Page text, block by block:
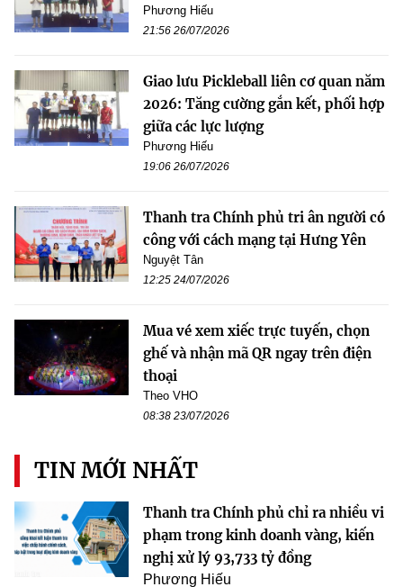
Phương Hiếu
21:56 26/07/2026
Giao lưu Pickleball liên cơ quan năm
2026: Tăng cường gắn kết, phối hợp
giữa các lực lượng
Phương Hiếu
19:06 26/07/2026
Thanh tra Chính phủ tri ân người có
công với cách mạng tại Hưng Yên
Nguyệt Tân
12:25 24/07/2026
Mua vé xem xiếc trực tuyến, chọn
ghế và nhận mã QR ngay trên điện
thoại
Theo VHO
08:38 23/07/2026
TIN MỚI NHẤT
Thanh tra Chính phủ chỉ ra nhiều vi
phạm trong kinh doanh vàng, kiến
nghị xử lý 93,733 tỷ đồng
Phương Hiếu